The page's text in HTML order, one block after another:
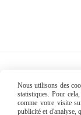
Nous utilisons des
statistiques. Pour
comme votre visite
publicité et d'analyse,